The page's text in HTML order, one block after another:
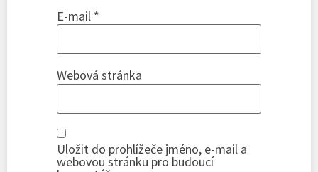
E-mail *
Webová stránka
Uložit do prohlížeče jméno, e-mail a
webovou stránku pro budoucí